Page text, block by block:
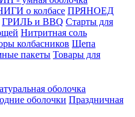
о колбасе ПРЯНОЕД
ГРИЛЬ и BBQ Старты для
Нитритная соль
колбасников Щепа
пакеты Товары для
оболочка
оболочки Праздничная